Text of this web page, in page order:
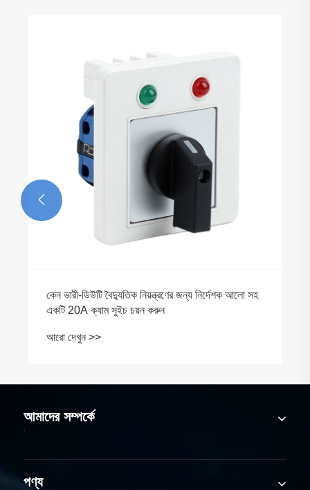
কেন ভারী-ডিউটি ​​বৈদ্যুতিক নিয়ন্ত্রণের জন্য নির্দেশক আলো সহ
একটি 20A ক্যাম সুইচ চয়ন করুন
আরো দেখুন >>

আমাদের সম্পর্কে
পণ্য